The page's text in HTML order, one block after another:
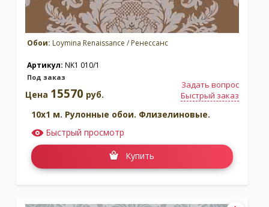
Обои: Loymina Renaissance / Ренессанс
Артикул: NK1 010/1
Под заказ
Задать вопрос
Быстрый заказ
Цена 15570 руб.
10x1 м. Рулонные обои. Флизелиновые.
Быстрый просмотр
Купить